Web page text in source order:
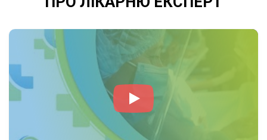
у сучасній медицині важко переоцінити. Він
відіграє ключову роль у забезпеченні
нормальної життєдіяльності пацієнтів у будь-
якому віці, оскільки захворювання вуха, горла
й носа впливають не лише на самопочуття, а
й на якість життя, працездатність і соціальну